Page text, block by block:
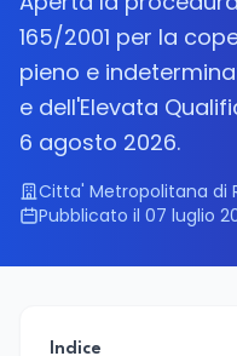
165/2001 per la
pieno e
e dell'Elevata
6 agosto 2026.
Citta' Metropolitana di
Pubblicato il 07 luglio
Indice